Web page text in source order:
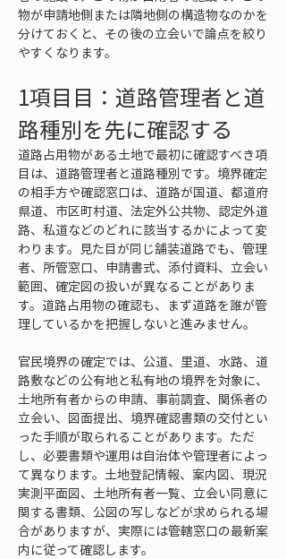
物が申請地側または隣地側の構造物なのかを
分けておくと、その後の立会いで論点を絞り
やすくなります。
1項目目：道路管理者と道
路種別を先に確認する
道路占用物がある土地で最初に確認すべき項
目は、道路管理者と道路種別です。境界確定
の相手方や確認窓口は、道路が国道、都道府
県道、市区町村道、法定外公共物、認定外道
路、私道などのどれに該当するかによって変
わります。見た目が同じ舗装道路でも、管理
者、所管窓口、申請書式、添付資料、立会い
範囲、確定図の扱いが異なることがありま
す。道路占用物の確認も、まず道路を誰が管
理しているかを把握しないと進みません。
官民境界の確定では、公道、里道、水路、道
路敷などの公有地と私有地の境界を対象に、
土地所有者からの申請、事前調査、関係者の
立会い、図面提出、境界確認書類の交付とい
った手順が取られることがあります。ただ
し、必要書類や運用は自治体や管理者によっ
て異なります。土地登記情報、案内図、現況
実測平面図、土地所有者一覧、立会い同意に
関する書類、公図の写しなどが求められる場
合がありますが、実際には管轄窓口の最新案
内に従って確認します。